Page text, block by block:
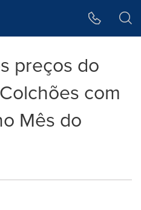
preços do
com
Mês do